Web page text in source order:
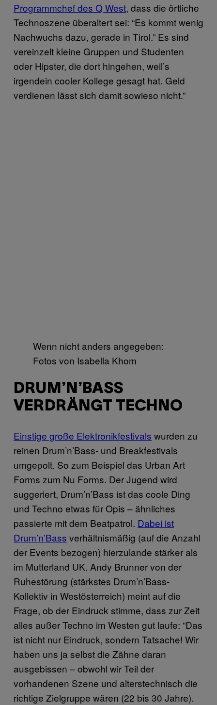
Programmchef des Q West, dass die örtliche
Technoszene überaltert sei: “Es kommt wenig
Nachwuchs dazu, gerade in Tirol.” Es sind
vereinzelt kleine Gruppen und Studenten
oder Hipster, die dort hingehen, weil’s
irgendein cooler Kollege gesagt hat. Geld
verdienen lässt sich damit sowieso nicht.”
Wenn nicht anders angegeben:
Fotos von Isabella Khom
DRUM’N’BASS
VERDRÄNGT TECHNO
Einstige große Elektronikfestivals wurden zu
reinen Drum’n’Bass- und Breakfestivals
umgepolt. So zum Beispiel das Urban Art
Forms zum Nu Forms. Der Jugend wird
suggeriert, Drum’n’Bass ist das coole Ding
und Techno etwas für Opis – ähnliches
passierte mit dem Beatpatrol. Dabei ist
Drum’n’Bass verhältnismäßig (auf die Anzahl
der Events bezogen) hierzulande stärker als
im Mutterland UK. Andy Brunner von der
Ruhestörung (stärkstes Drum’n’Bass-
Kollektiv in Westösterreich) meint auf die
Frage, ob der Eindruck stimme, dass zur Zeit
alles außer Techno im Westen gut laufe: “Das
ist nicht nur Eindruck, sondern Tatsache! Wir
haben uns ja selbst die Zähne daran
ausgebissen – obwohl wir Teil der
vorhandenen Szene und alterstechnisch die
richtige Zielgruppe wären (22 bis 30 Jahre).